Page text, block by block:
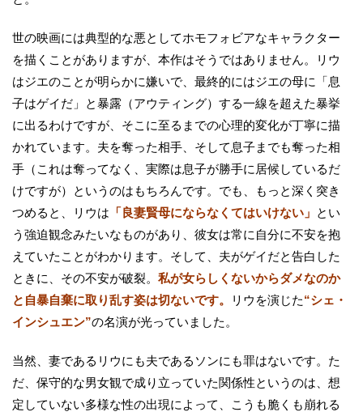
世の映画には典型的な悪としてホモフォビアなキャラクター
を描くことがありますが、本作はそうではありません。リウ
はジエのことが明らかに嫌いで、最終的にはジエの母に「息
子はゲイだ」と暴露（アウティング）する一線を超えた暴挙
に出るわけですが、そこに至るまでの心理的変化が丁寧に描
かれています。夫を奪った相手、そして息子までも奪った相
手（これは奪ってなく、実際は息子が勝手に居候しているだ
けですが）というのはもちろんです。でも、もっと深く突き
つめると、リウは 「良妻賢母にならなくてはいけない」 とい
う強迫観念みたいなものがあり、彼女は常に自分に不安を抱
えていたことがわかります。そして、夫がゲイだと告白した
ときに、その不安が破裂。 私が女らしくないからダメなのか
と自暴自棄に取り乱す姿は切ないです。
リウを演じた“シェ・
インシュエン”の名演が光っていました。
当然、妻であるリウにも夫であるソンにも罪はないです。た
だ、保守的な男女観で成り立っていた関係性というのは、想
定していない多様な性の出現によって、こうも脆くも崩れる